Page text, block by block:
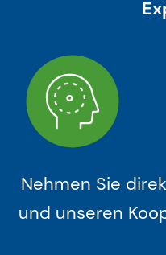
Nehmen Sie
und unseren